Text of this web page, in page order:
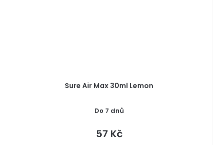
Sure Air Max 30ml Lemon
Do 7 dnů
57 Kč